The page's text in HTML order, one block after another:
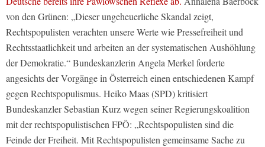
von den Grünen: „Dieser ungeheuerliche Skandal zeigt,
Rechtspopulisten verachten unsere Werte wie Pressefreiheit und
Rechtsstaatlichkeit und arbeiten an der systematischen Aushöhlung
der Demokratie.“ Bundeskanzlerin Angela Merkel forderte
angesichts der Vorgänge in Österreich einen entschiedenen Kampf
gegen Rechtspopulismus. Heiko Maas (SPD) kritisiert
Bundeskanzler Sebastian Kurz wegen seiner Regierungskoalition
mit der rechtspopulistischen FPÖ: „Rechtspopulisten sind die
Feinde der Freiheit. Mit Rechtspopulisten gemeinsame Sache zu